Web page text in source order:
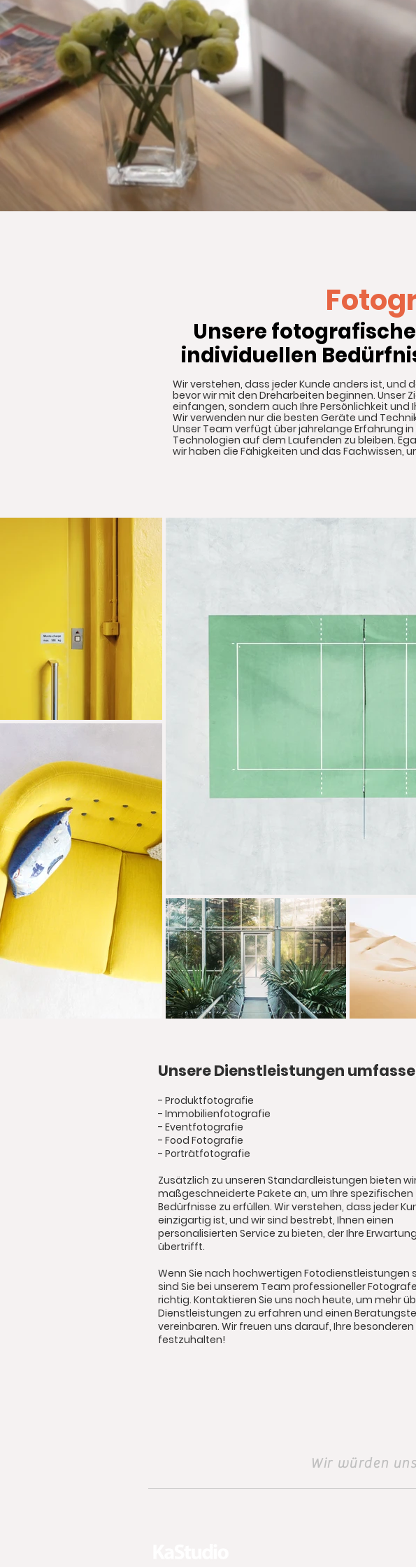
Unsere
individuellen
Wir verstehen, dass jeder Kunde anders ist, und
bevor wir mit den Dreharbeiten beginnen. Unser
einfangen, sondern auch Ihre Persönlichkeit und
Wir verwenden nur die besten Geräte und
Unser Team verfügt über jahrelange Erfahrung
Technologien auf dem Laufenden zu bleiben.
wir haben die Fähigkeiten und das Fachwissen,
Unsere Dienstleistungen
- Produktfotografie
- Immobilienfotografie
- Eventfotografie
- Food Fotografie
- Porträtfotografie
Zusätzlich zu unseren Standardleistungen bieten
maßgeschneiderte Pakete an, um Ihre spezifischen
Bedürfnisse zu erfüllen. Wir verstehen, dass jeder
einzigartig ist, und wir sind bestrebt, Ihnen einen
personalisierten Service zu bieten, der Ihre
übertrifft.
Wenn Sie nach hochwertigen Fotodienstleistungen
sind Sie bei unserem Team professioneller
richtig. Kontaktieren Sie uns noch heute, um mehr
Dienstleistungen zu erfahren und einen
vereinbaren. Wir freuen uns darauf, Ihre
festzuhalten!
Wir würden